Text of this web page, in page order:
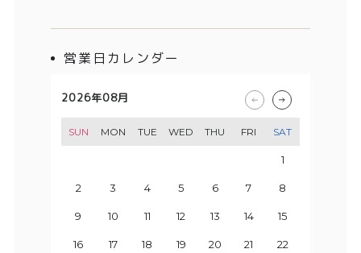
営業日カレンダー
2026年08月
SUN MON TUE WED THU FRI SAT
1
2 3 4 5 6 7 8
9 10 11 12 13 14 15
16 17 18 19 20 21 22
2026年09月
SUN MON TUE WED THU FRI SAT
5
6 7 8 9 10 11 12
13 14 15 16 17 18 19
20 21 22 23 24 25 26
2026年10月
SUN MON TUE WED THU FRI SAT
3
4 5 6 7 8 9 10
11 12 13 14 15 16 17
18 19 20 21 22 23 24
2026年11月
SUN MON TUE WED THU FRI SAT
7
8 9 10 11 12 13 14
15 16 17 18 19 20 21
22 23 24 25 26 27 28